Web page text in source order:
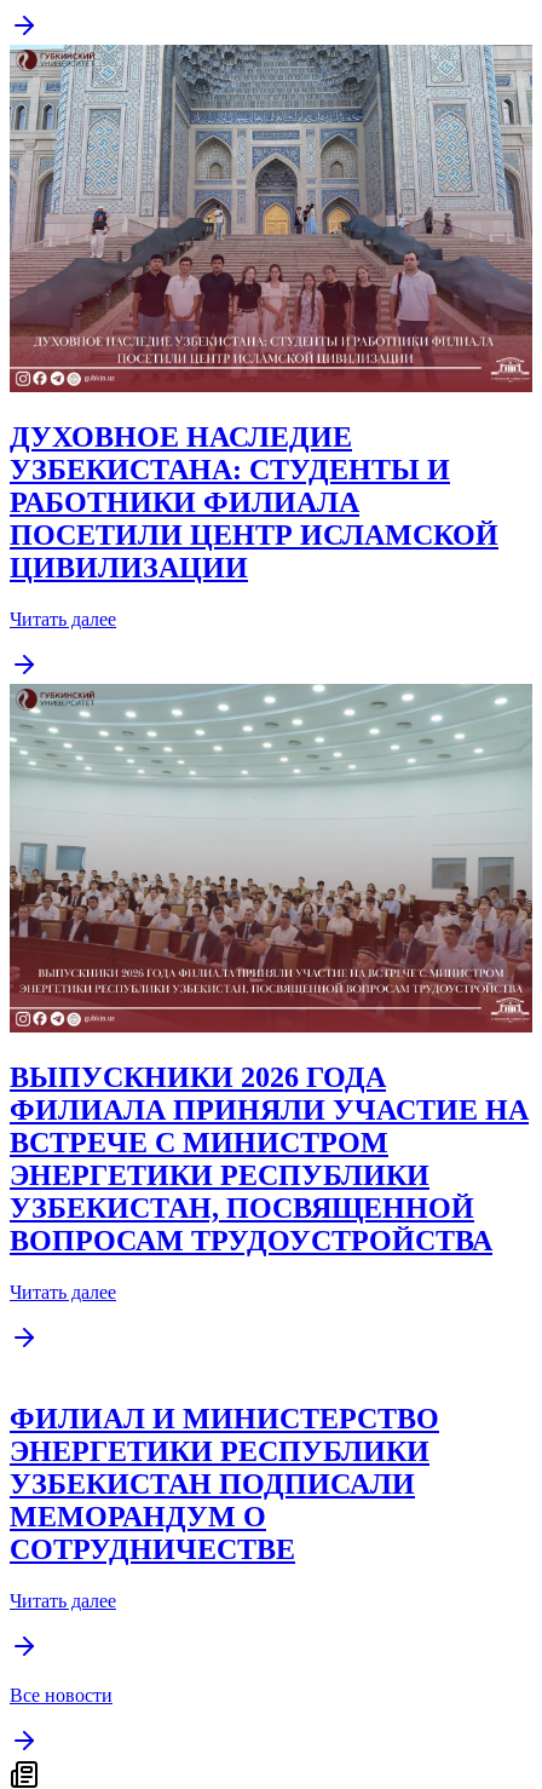
ДУХОВНОЕ НАСЛЕДИЕ
УЗБЕКИСТАНА: СТУДЕНТЫ И
РАБОТНИКИ ФИЛИАЛА
ПОСЕТИЛИ ЦЕНТР ИСЛАМСКОЙ
ЦИВИЛИЗАЦИИ
Читать далее
ВЫПУСКНИКИ 2026 ГОДА
ФИЛИАЛА ПРИНЯЛИ УЧАСТИЕ НА
ВСТРЕЧЕ С МИНИСТРОМ
ЭНЕРГЕТИКИ РЕСПУБЛИКИ
УЗБЕКИСТАН, ПОСВЯЩЕННОЙ
ВОПРОСАМ ТРУДОУСТРОЙСТВА
Читать далее
ФИЛИАЛ И МИНИСТЕРСТВО
ЭНЕРГЕТИКИ РЕСПУБЛИКИ
УЗБЕКИСТАН ПОДПИСАЛИ
МЕМОРАНДУМ О
СОТРУДНИЧЕСТВЕ
Читать далее
Все новости